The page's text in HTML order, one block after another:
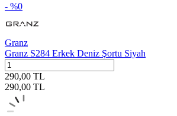
- %0
Granz
Granz S284 Erkek Deniz Şortu Siyah
290,00 TL
290,00 TL